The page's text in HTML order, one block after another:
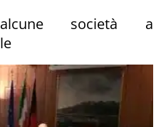
società a